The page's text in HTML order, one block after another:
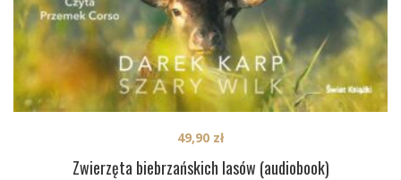
Zwierzęta biebrzańskich lasów (audiobook)
49,90 zł